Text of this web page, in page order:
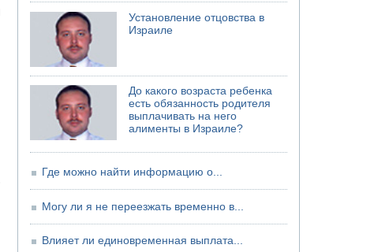
Установление отцовства в
Израиле
До какого возраста ребенка
есть обязанность родителя
выплачивать на него
алименты в Израиле?
Где можно найти информацию о...
Могу ли я не переезжать временно в...
Влияет ли единовременная выплата...